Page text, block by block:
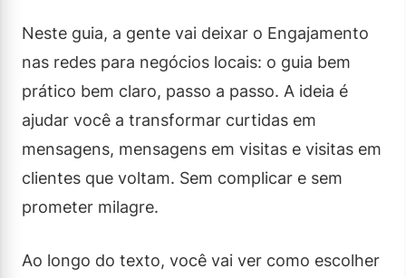
Neste guia, a gente vai deixar o Engajamento
nas redes para negócios locais: o guia bem
prático bem claro, passo a passo. A ideia é
ajudar você a transformar curtidas em
mensagens, mensagens em visitas e visitas em
clientes que voltam. Sem complicar e sem
prometer milagre.
Ao longo do texto, você vai ver como escolher